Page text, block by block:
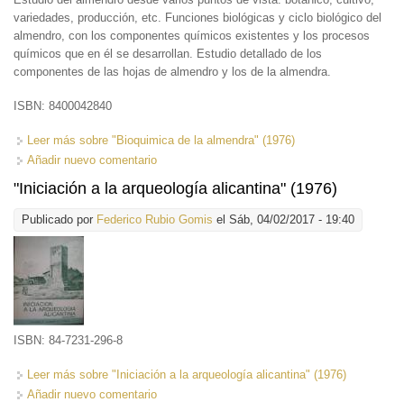
variedades, producción, etc. Funciones biológicas y ciclo biológico del
almendro, con los componentes químicos existentes y los procesos
químicos que en él se desarrollan. Estudio detallado de los
componentes de las hojas de almendro y los de la almendra.
ISBN: 8400042840
Leer más sobre "Bioquimica de la almendra" (1976)
Añadir nuevo comentario
"Iniciación a la arqueología alicantina" (1976)
Publicado por Federico Rubio Gomis el Sáb, 04/02/2017 - 19:40
ISBN: 84-7231-296-8
Leer más sobre "Iniciación a la arqueología alicantina" (1976)
Añadir nuevo comentario